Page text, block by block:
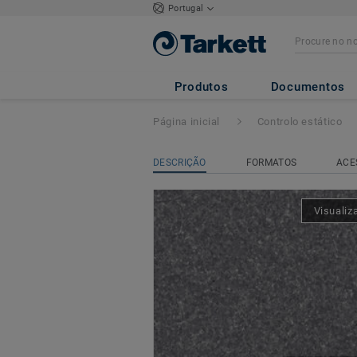
Portugal
Produtos Documentos
iQ GRANIT SD -
Página inicial Controlo estático
DESCRIÇÃO FORMATOS